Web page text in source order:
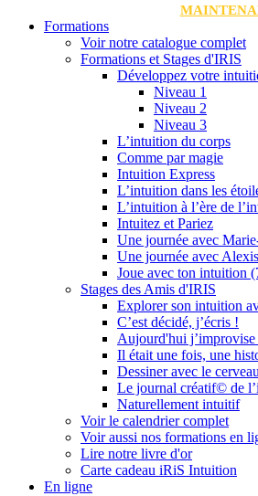
Formations
Voir notre catalogue complet
Formations et Stages d'IRIS
Développez votre
Niveau 1
Niveau 2
Niveau 3
L’intuition du corps
Comme par magie
Intuition Express
L’intuition dans les
L’intuition à l’ère de
Intuitez et Pariez
Une journée avec
Une journée avec Alexis
Joue avec ton intuition
Stages des Amis d'IRIS
Explorer son intuition
C’est décidé, j’écris !
Aujourd'hui j’improvise
Il était une fois, une
Dessiner avec le
Le journal créatif© de
Naturellement intuitif
Voir le calendrier complet
Voir aussi nos formations en
Lire notre livre d'or
Carte cadeau iRiS Intuition
En ligne